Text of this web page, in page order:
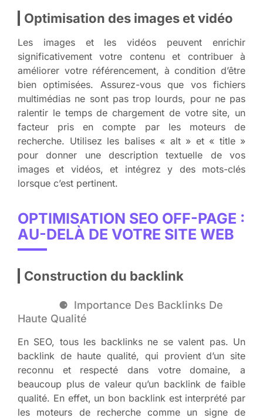
Optimisation des images et vidéo
Les images et les vidéos peuvent enrichir
significativement votre contenu et contribuer à
améliorer votre référencement, à condition d’être
bien optimisées. Assurez-vous que vos fichiers
multimédias ne sont pas trop lourds, pour ne pas
ralentir le temps de chargement de votre site, un
facteur pris en compte par les moteurs de
recherche. Utilisez les balises « alt » et « title »
pour donner une description textuelle de vos
images et vidéos, et intégrez y des mots-clés
lorsque c’est pertinent.
OPTIMISATION SEO OFF-PAGE :
AU-DELÀ DE VOTRE SITE WEB
Construction du backlink
Importance Des Backlinks De
Haute Qualité
En SEO, tous les backlinks ne se valent pas. Un
backlink de haute qualité, qui provient d’un site
reconnu et respecté dans votre domaine, a
beaucoup plus de valeur qu’un backlink de faible
qualité. En effet, un bon backlink est interprété par
les moteurs de recherche comme un signe de